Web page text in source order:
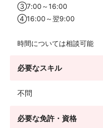
③7:00～16:00
④16:00～翌9:00
時間については相談可能
必要なスキル
不問
必要な免許・資格